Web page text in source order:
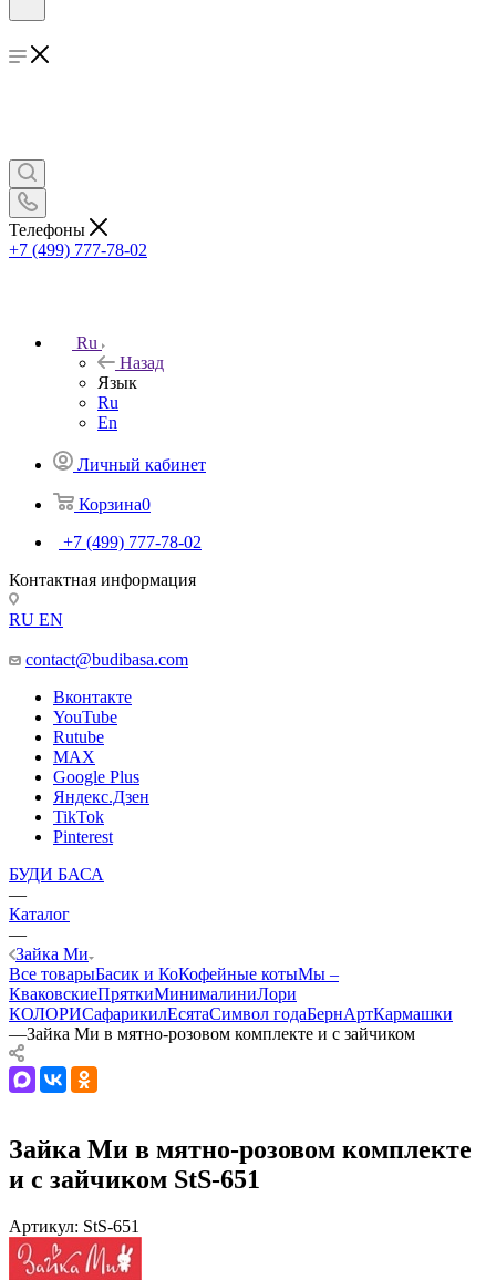
Телефоны
+7 (499) 777-78-02
Ru
Назад
Язык
Ru
En
Личный кабинет
Корзина0
+7 (499) 777-78-02
Контактная информация
RU EN
contact@budibasa.com
Вконтакте
YouTube
Rutube
MAX
Google Plus
Яндекс.Дзен
TikTok
Pinterest
БУДИ БАСА
—
Каталог
—
Зайка Ми
Все товарыБасик и КоКофейные котыМы –
КваковскиеПряткиМинималиниЛори
КОЛОРИСафарикилЕсятаСимвол годаБернАртКармашки
—Зайка Ми в мятно-розовом комплекте и с зайчиком
Зайка Ми в мятно-розовом комплекте
и с зайчиком StS-651
Артикул: StS-651